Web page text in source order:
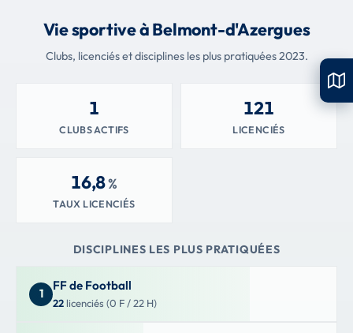
Vie sportive à Belmont-d'Azergues
Clubs, licenciés et disciplines les plus pratiquées 2023.
1
CLUBS ACTIFS
121
LICENCIÉS
16,8%
TAUX LICENCIÉS
DISCIPLINES LES PLUS PRATIQUÉES
1
FF de Football
22 licenciés (0 F / 22 H)